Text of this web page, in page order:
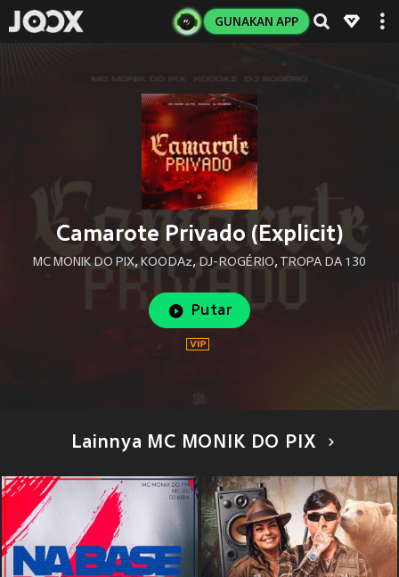
GUNAKAN APP
Camarote Privado (Explicit)
MC MONIK DO PIX,KOODAz, DJ-ROGÉRIO, TROPA DA 130
Putar
Lainnya MC MONIK DO PIX